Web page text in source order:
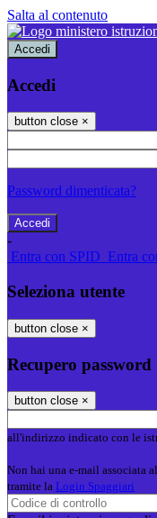
Salta al contenuto
Accedi
Accedi
button close ×
Password dimenticata?
-
Entra con SPID Entra
Seleziona utente
button close ×
Recupero password
button close ×
all'indirizzo indicato con le
Non hai una e-mail associata
tramite la Login Spaggiari